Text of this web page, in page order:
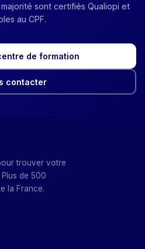
sont certifiés Qualiopi et
au CPF.
de formation
contacter
trouver votre
de 500
la France.